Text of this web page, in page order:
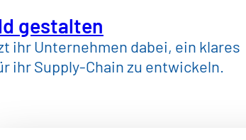
gestalten
ihr Unternehmen dabei, ein klares
ihr Supply-Chain zu entwickeln.